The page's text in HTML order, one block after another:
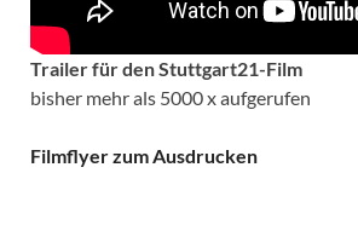
Trailer für den Stuttgart21-Film
bisher mehr als 5000 x aufgerufen
Filmflyer zum Ausdrucken